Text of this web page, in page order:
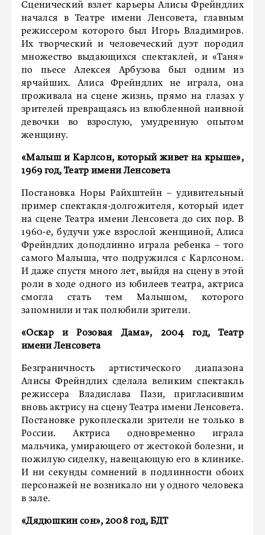
Сценический взлет карьеры Алисы Фрейндлих
начался в Театре имени Ленсовета, главным
режиссером которого был Игорь Владимиров.
Их творческий и человеческий дуэт породил
множество выдающихся спектаклей, и «Таня»
по пьесе Алексея Арбузова был одним из
ярчайших. Алиса Фрейндлих не играла, она
проживала на сцене жизнь, прямо на глазах у
зрителей превращаясь из влюбленной наивной
девочки во взрослую, умудренную опытом
женщину.
«Малыш и Карлсон, который живет на крыше»,
1969 год, Театр имени Ленсовета
Постановка Норы Райхштейн – удивительный
пример спектакля-долгожителя, который идет
на сцене Театра имени Ленсовета до сих пор. В
1960-е, будучи уже взрослой женщиной, Алиса
Фрейндлих доподлинно играла ребенка – того
самого Малыша, что подружился с Карлсоном.
И даже спустя много лет, выйдя на сцену в этой
роли в ходе одного из юбилеев театра, актриса
смогла стать тем Малышом, которого
запомнили и так полюбили зрители.
«Оскар и Розовая Дама», 2004 год, Театр
имени Ленсовета
Безграничность артистического диапазона
Алисы Фрейндлих сделала великим спектакль
режиссера Владислава Пази, пригласившим
вновь актрису на сцену Театра имени Ленсовета.
Постановке рукоплескали зрители не только в
России. Актриса одновременно играла
мальчика, умирающего от жестокой болезни, и
пожилую сиделку, навещающую его в клинике.
И ни секунды сомнений в подлинности обоих
персонажей не возникало ни у одного человека
в зале.
«Дядюшкин сон», 2008 год, БДТ